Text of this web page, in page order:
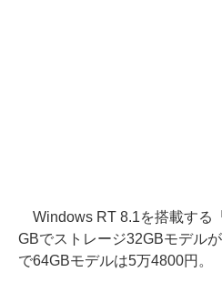
Windows RT 8.1を搭載する
GBでストレージ32GBモデル
で64GBモデルは5万4800円。